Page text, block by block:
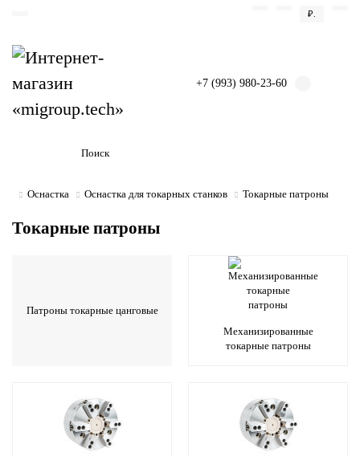
₽.
+7 (993) 980-23-60
Оснастка Оснастка для токарных станков Токарные патроны
Токарные патроны
Патроны токарные цанговые
Механизированные
токарные патроны